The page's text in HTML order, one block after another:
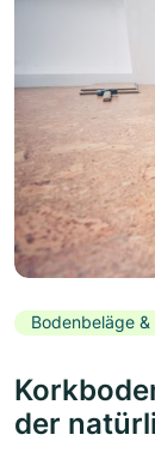
Bodenbeläge
der